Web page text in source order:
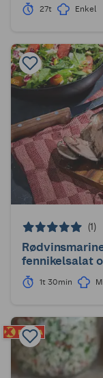
27t Enkel
(1)
fennikelsalat
1t 30min